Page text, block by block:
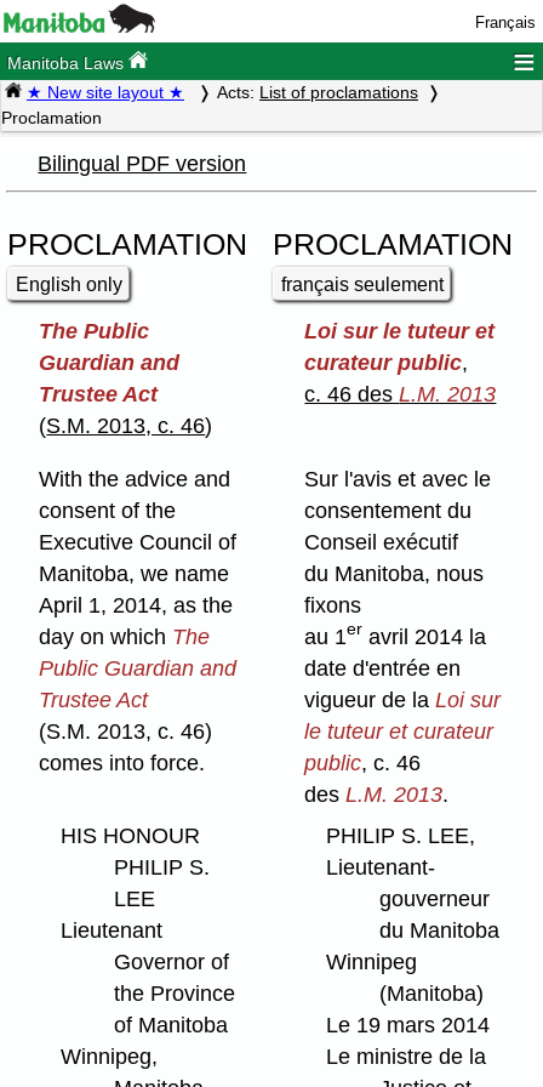
Français
Manitoba Laws ≡
★ New site layout ★ Acts: List of proclamations
Proclamation
Bilingual PDF version
PROCLAMATION
English only
PROCLAMATION
français seulement
The Public
Guardian and
Trustee Act
(S.M. 2013, c. 46)
Loi sur le tuteur et
curateur public,
c. 46 desL.M. 2013
With the advice and
consent of the
Executive Council of
Manitoba, we name
April 1, 2014, as the
day on which The
Public Guardian and
Trustee Act
(S.M. 2013, c. 46)
comes into force.
Sur l'avis et avec le
consentement du
Conseil exécutif
du Manitoba, nous
fixons
au 1er avril 2014 la
date d'entrée en
vigueur de laLoi sur
le tuteur et curateur
public, c. 46
desL.M. 2013.
HIS HONOUR
PHILIP S.
LEE
Lieutenant
Governor of
the Province
of Manitoba
Winnipeg,
PHILIP S. LEE,
Lieutenant-
gouverneur
du Manitoba
Winnipeg
(Manitoba)
Le 19 mars 2014
Le ministre de la